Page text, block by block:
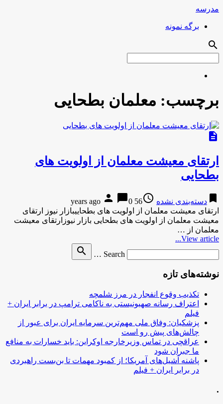
مدرسه
برگه نمونه
search
برچسب: معلمان بطحایی
description
ارتقای معیشت معلمان از اولویت های
بطحایی
bookmark دسته‌بندی نشده access_time
56 years ago
person chat_bubble0
ارتقای معیشت معلمان از اولویت های بطحاییبازار نیوز ارتقای
معیشت معلمان از اولویت های بطحایی بازار نیوزارتقای معیشت
معلمان از …
View article...
Search …
search
نوشته‌های تازه
تکذیب وقوع انفجار در مرز شلمچه
اعتراف رسانه صهیونیستی به ناکامی ترامپ در برابر ایران +
فیلم
پزشکیان: وفاق ملی مهم‌ترین سرمایه ایران برای عبور از
چالش‌های پیش رو است
عراقچی در تماس وزیرخارجه اوکراین: باید خسارات به منافع
ما جبران شود
پاشنه آشیل‌های آمریکا؛ از کمبود مهمات تا بن‌بست راهبردی
در برابر ایران + فیلم
.